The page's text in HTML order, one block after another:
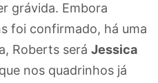
grávida. Embora
foi confirmado, há uma
Roberts será Jessica
que nos quadrinhos já